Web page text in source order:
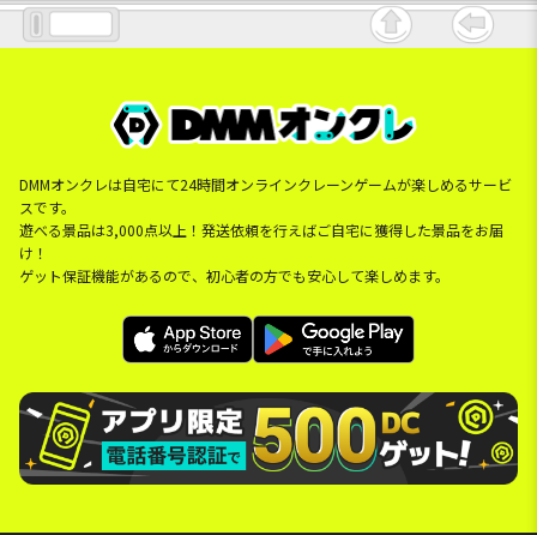
DMMオンクレは自宅にて24時間オンラインクレーンゲームが楽しめるサービ
スです。
遊べる景品は3,000点以上！発送依頼を行えばご自宅に獲得した景品をお届
け！
ゲット保証機能があるので、初心者の方でも安心して楽しめます。